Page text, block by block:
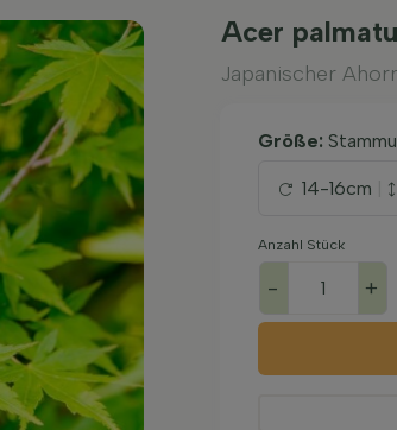
Acer
Japanischer
Größe:
14-16cm
Anzahl Stück
- +